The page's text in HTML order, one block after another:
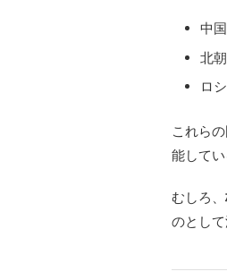
中
北
ロ
これら
能してい
むしろ、
のとして